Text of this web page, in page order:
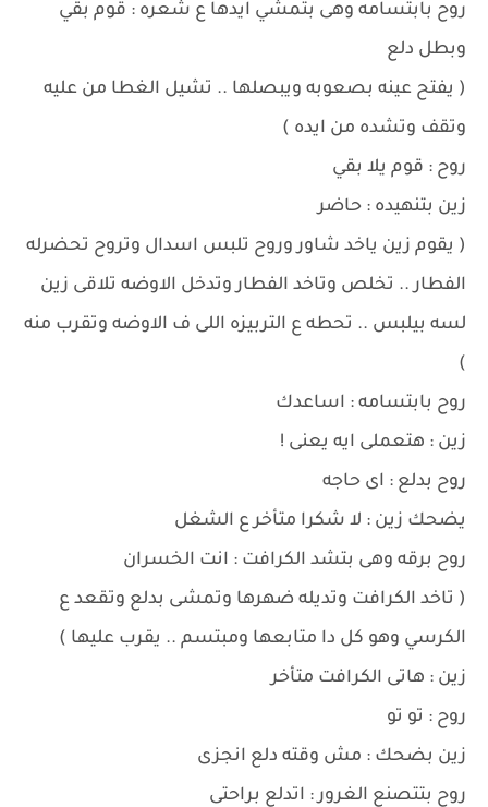
روح بابتسامه وهى بتمشي ايدها ع شعره : قوم بقي
وبطل دلع
( يفتح عينه بصعوبه ويبصلها .. تشيل الغطا من عليه
وتقف وتشده من ايده )
روح : قوم يلا بقي
زين بتنهيده : حاضر
( يقوم زين ياخد شاور وروح تلبس اسدال وتروح تحضرله
الفطار .. تخلص وتاخد الفطار وتدخل الاوضه تلاقى زين
لسه بيلبس .. تحطه ع التربيزه اللى ف الاوضه وتقرب منه
)
روح بابتسامه : اساعدك
زين : هتعملى ايه يعنى !
روح بدلع : اى حاجه
يضحك زين : لا شكرا متأخر ع الشغل
روح برقه وهى بتشد الكرافت : انت الخسران
( تاخد الكرافت وتديله ضهرها وتمشى بدلع وتقعد ع
الكرسي وهو كل دا متابعها ومبتسم .. يقرب عليها )
زين : هاتى الكرافت متأخر
روح : تو تو
زين بضحك : مش وقته دلع انجزى
روح بتتصنع الغرور : اتدلع براحتى